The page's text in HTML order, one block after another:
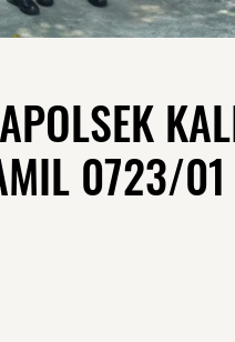
0723/01